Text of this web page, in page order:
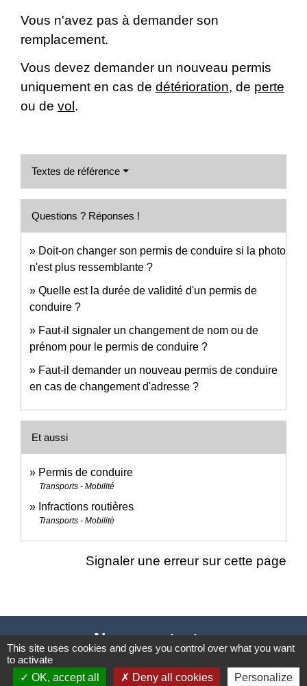
Vous n'avez pas à demander son
remplacement.
Vous devez demander un nouveau permis
uniquement en cas de détérioration, de perte
ou de vol .
Textes de référence
Questions ? Réponses !
Doit-on changer son permis de conduire si la photo
n'est plus ressemblante ?
Quelle est la durée de validité d'un permis de
conduire ?
Faut-il signaler un changement de nom ou de
prénom pour le permis de conduire ?
Faut-il demander un nouveau permis de conduire
en cas de changement d'adresse ?
Et aussi
Permis de conduire
Transports - Mobilité
Infractions routières
Transports - Mobilité
Signaler une erreur sur cette page
Nous contacter
Commune de Puylaurens
This site uses cookies and gives you control over what you want
to activate
OK, accept all
Deny all cookies Personalize